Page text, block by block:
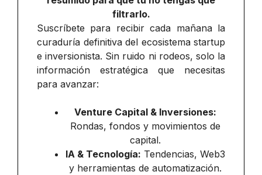
filtrarlo.
Suscríbete para recibir cada mañana la
curaduría definitiva del ecosistema startup
e inversionista. Sin ruido ni rodeos, solo la
información estratégica que necesitas
para avanzar:
Venture Capital & Inversiones:
Rondas, fondos y movimientos de
capital.
IA & Tecnología: Tendencias, Web3
y herramientas de automatización.